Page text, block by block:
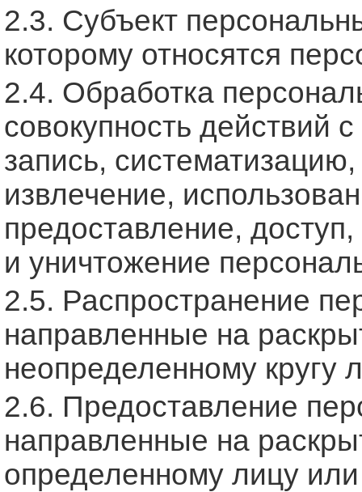
2.3. Субъект
которому относятся
2.4. Обработка
совокупность действий
запись,
извлечение,
предоставление,
и уничтожение
2.5. Распространение
направленные на
неопределенному кругу
2.6. Предоставление
направленные на
определенному лицу